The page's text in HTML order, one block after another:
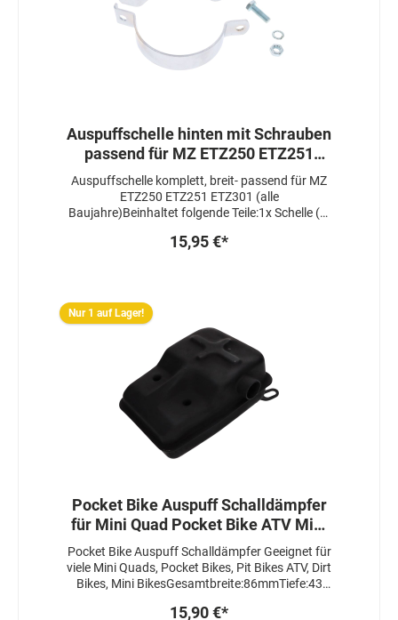
Auspuffschelle hinten mit Schrauben
passend für MZ ETZ250 ETZ251
ETZ301
Auspuffschelle komplett, breit- passend für MZ
ETZ250 ETZ251 ETZ301 (alle
Baujahre)Beinhaltet folgende Teile:1x Schelle (2-
15,95 €*
Nur 1 auf Lager!
Pocket Bike Auspuff Schalldämpfer
für Mini Quad Pocket Bike ATV Mini
Bike Endrohr
Pocket Bike Auspuff Schalldämpfer Geeignet für
viele Mini Quads, Pocket Bikes, Pit Bikes ATV, Dirt
Bikes, Mini BikesGesamtbreite:86mmTiefe:43
Schalldämpfers:118mmBohrabstand: 41 mm
15,90 €*